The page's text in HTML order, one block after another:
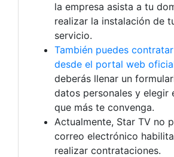
la empresa asista a tu
realizar la instalación de
servicio.
También puedes
desde el portal web
deberás llenar un
datos personales y elegir
que más te convenga.
Actualmente, Star TV no
correo electrónico
realizar contrataciones.